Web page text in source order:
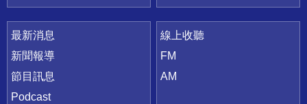
最新消息
新聞報導
節目訊息
Podcast
線上收聽
FM
AM